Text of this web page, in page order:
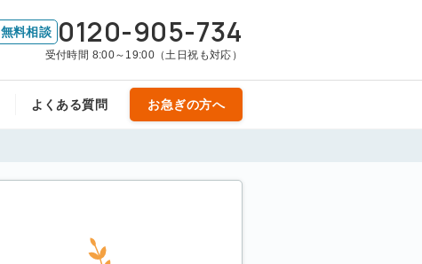
無料相談 0120-905-734
受付時間 8:00～19:00（土日祝も対応）
よくある質問 お急ぎの方へ